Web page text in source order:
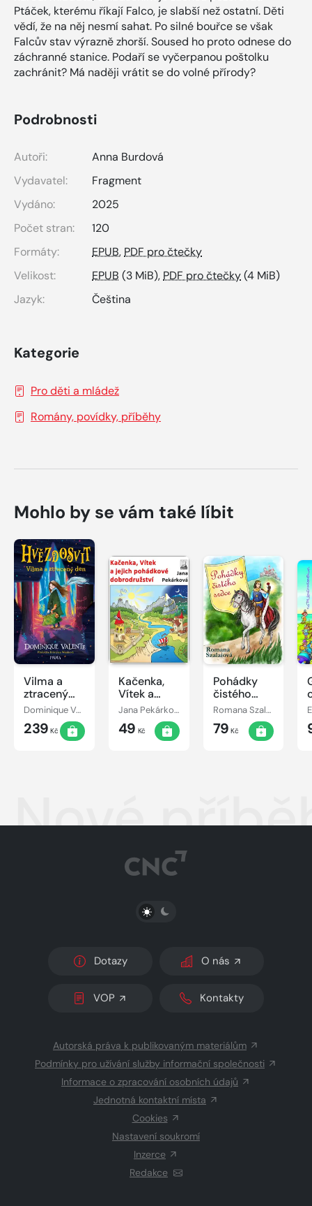
Ptáček, kterému říkají Falco, je slabší než ostatní. Děti
vědí, že na něj nesmí sahat. Po silné bouřce se však
Falcův stav výrazně zhorší. Soused ho proto odnese do
záchranné stanice. Podaří se vyčerpanou poštolku
zachránit? Má naději vrátit se do volné přírody?
Podrobnosti
Autoři:
Anna Burdová
Vydavatel:
Fragment
Vydáno:
2025
Počet stran:
120
Formáty:
EPUB,PDF pro čtečky
Velikost:
EPUB (3 MiB),PDF pro čtečky(4 MiB)
Jazyk:
Čeština
Kategorie
Pro děti a mládež
Romány, povídky, příběhy
Mohlo by se vám také líbit
Vilma a
ztracený
den
Dominique Valente
239 Kč
Kačenka,
Vítek a
jejich
pohádkové
dobrodružství
Jana Pekárková
49 Kč
Pohádky
čistého
srdce
Romana Szalaiová
79 Kč
Nové
PŘEPNOUT SVĚTLÝ/TMAVÝ REŽIM
Dotazy O nás
VOP Kontakty
Autorská práva k publikovaným materiálům
Podmínky pro užívání služby informační společnosti
Informace o zpracování osobních údajů
Jednotná kontaktní místa
Cookies
Nastavení soukromí
Inzerce
Redakce